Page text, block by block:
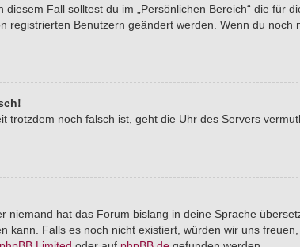
Fall solltest du im „Persönlichen Bereich“ die für
Benutzern geändert werden. Wenn du noch
noch falsch ist, geht die Uhr des Servers
hat das Forum bislang in deine Sprache
kann. Falls es noch nicht existiert, würden wir uns